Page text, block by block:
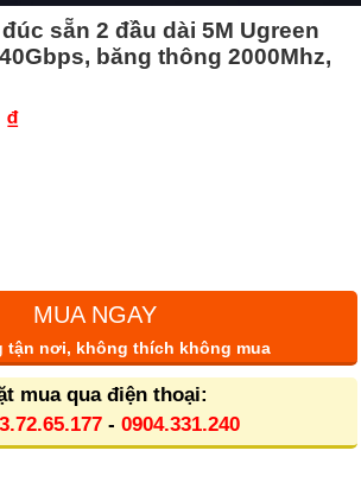
sẵn 2 đầu dài 5M Ugreen
băng thông 2000Mhz,
MUA NGAY
tận nơi, không thích không mua
mua qua điện thoại:
- 0904.331.240